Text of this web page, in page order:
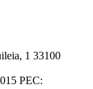
1 33100
PEC: